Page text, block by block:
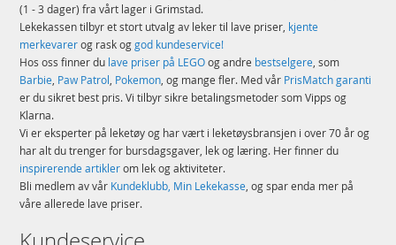
(1 - 3 dager) fra vårt lager i Grimstad.
Lekekassen tilbyr et stort utvalg av leker til lave priser, kjente
merkevarerog rask oggod kundeservice!
Hos oss finner du lave priser på LEGOog andre bestselgere , som
Barbie Paw Patrol Pokemon , og mange fler. Med vår PrisMatch garanti
er du sikret best pris. Vi tilbyr sikre betalingsmetoder som Vipps og
Klarna.
Vi er eksperter på leketøy og har vært i leketøysbransjen i over 70 år og
har alt du trenger for bursdagsgaver, lek og læring. Her finner du
inspirerende artiklerom lek og aktiviteter.
Bli medlem av vår Kundeklubb, Min Lekekasse , og spar enda mer på
våre allerede lave priser.